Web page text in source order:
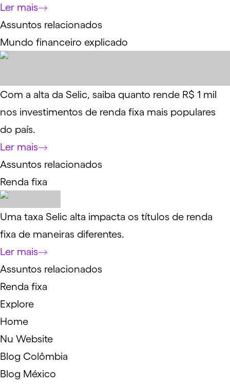
Ler mais
Assuntos relacionados
Mundo financeiro explicado
Com a alta da Selic, saiba quanto rende R$ 1 mil
nos investimentos de renda fixa mais populares
do país.
Ler mais
Assuntos relacionados
Renda fixa
Uma taxa Selic alta impacta os títulos de renda
fixa de maneiras diferentes.
Ler mais
Assuntos relacionados
Renda fixa
Explore
Home
Nu Website
Blog Colômbia
Blog México